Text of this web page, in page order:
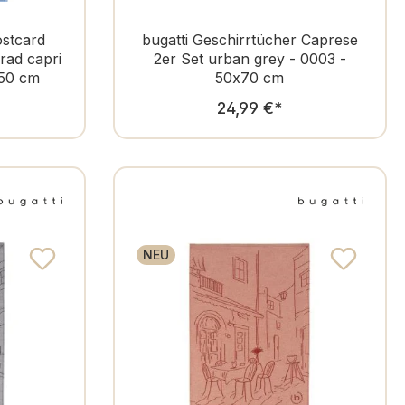
capri
cm
bugatti Geschirrtücher Caprese
2er Set urban grey - 0003 -
50x70 cm
Regulärer Preis:
24,99 €*
NEU